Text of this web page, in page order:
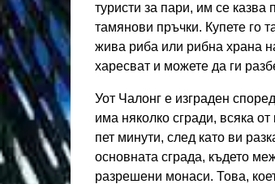
туристи за пари, им се
тамянови пръчки. Купете го
жива риба или рибна храна
харесват и можете да ги
Уот Чалонг е изграден
има няколко сгради, всяка
пет минути, след като ви
основната сграда, където
разрешени монаси. Това,